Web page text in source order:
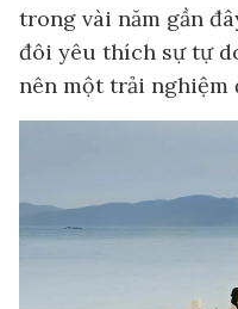
trong vài năm gần
đôi yêu thích sự tự
nên một trải nghiệm